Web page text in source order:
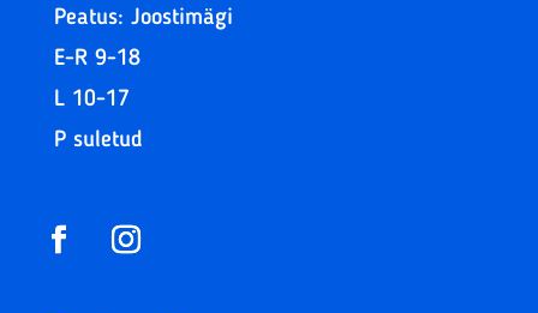
Peatus: Joostimägi
E-R 9-18
L 10-17
P suletud